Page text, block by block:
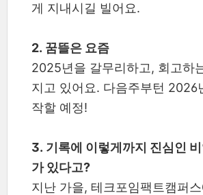
게 지내시길 빌어요.
2. 꿈뜰은 요즘
2025년을 갈무리하고, 회고하
지고 있어요. 다음주부턴 2026
작할 예정!
3. 기록에 이렇게까지 진심인 비
가 있다고?
지난 가을, 테크포임팩트캠퍼